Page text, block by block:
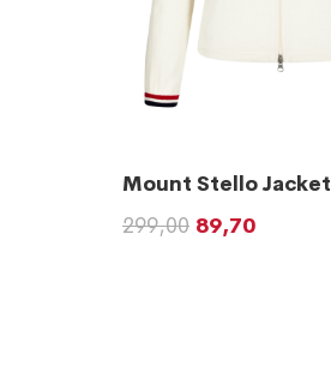
Mount Stello Jacket
299,00 89,70